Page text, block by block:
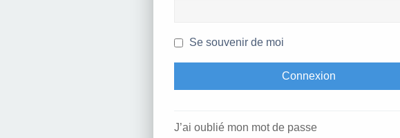
Se souvenir de moi
J’ai oublié mon mot de passe